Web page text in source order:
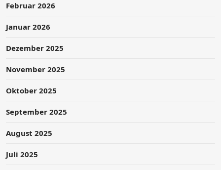
Februar 2026
Januar 2026
Dezember 2025
November 2025
Oktober 2025
September 2025
August 2025
Juli 2025